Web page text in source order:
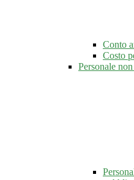
Conto
Costo
Personale